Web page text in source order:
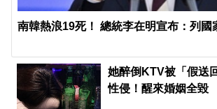
南韓熱浪19死！ 總統李在明宣布：列國
她醉倒KTV被「假送
性侵！醒來婚姻全毀